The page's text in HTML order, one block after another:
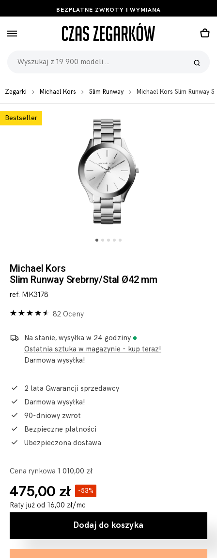
BEZPŁATNE ZWROTY I WYMIANA
Zegarki Michael Kors Slim Runway Michael Kors Slim Runway
Bestseller
Michael Kors
Slim Runway Srebrny/Stal Ø42 mm
ref. MK3178
82 Oceny
Na stanie, wysyłka w 24 godziny
Ostatnia sztuka w magazynie - kup teraz!
Darmowa wysyłka!
2 lata Gwarancji sprzedawcy
Darmowa wysyłka!
90-dniowy zwrot
Bezpieczne płatności
Ubezpieczona dostawa
Cena rynkowa 1 010,00 zł
475,00 zł -53%
Raty już od 16,00 zł/mc
Dodaj do koszyka